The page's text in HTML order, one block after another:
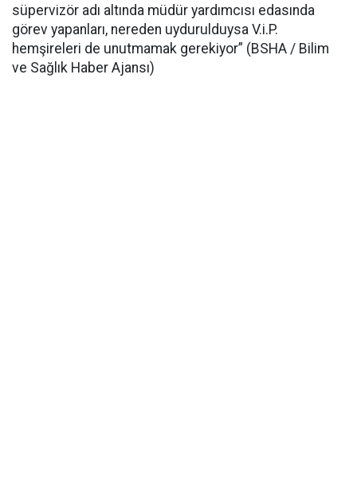
süpervizör adı altında müdür yardımcısı edasında
görev yapanları, nereden uydurulduysa V.i.P.
hemşireleri de unutmamak gerekiyor” (BSHA / Bilim
ve Sağlık Haber Ajansı)